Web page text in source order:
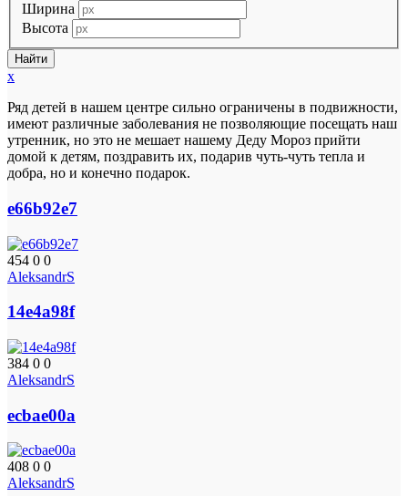
Ширина
Высота
x
Ряд детей в нашем центре сильно ограничены в подвижности,
имеют различные заболевания не позволяющие посещать наш
утренник, но это не мешает нашему Деду Мороз прийти
домой к детям, поздравить их, подарив чуть-чуть тепла и
добра, но и конечно подарок.
e66b92e7
454 0 0
AleksandrS
14e4a98f
384 0 0
AleksandrS
ecbae00a
408 0 0
AleksandrS